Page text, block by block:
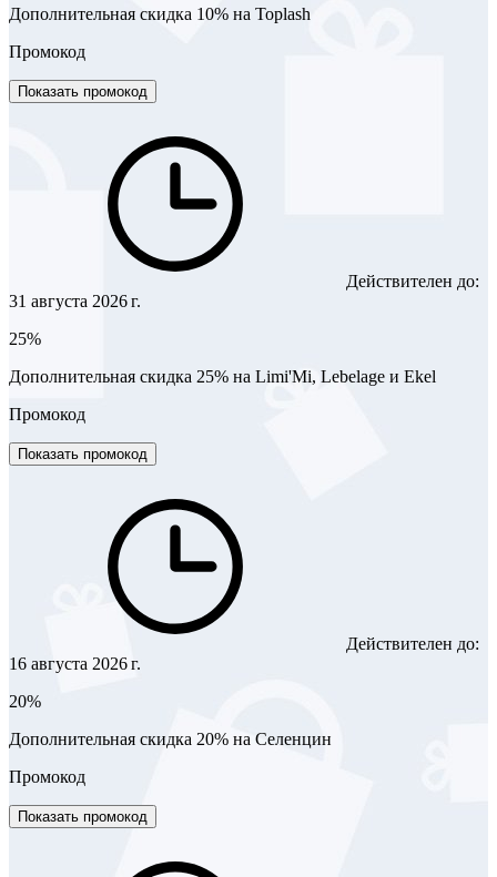
Дополнительная скидка 10% на Toplash
Промокод
Показать промокод
Действителен до:
31 августа 2026 г.
25%
Дополнительная скидка 25% на Limi'Mi, Lebelage и Ekel
Промокод
Показать промокод
Действителен до:
16 августа 2026 г.
20%
Дополнительная скидка 20% на Селенцин
Промокод
Показать промокод